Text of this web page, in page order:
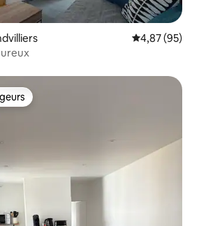
Évaluation
4,87 (95)